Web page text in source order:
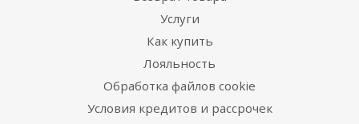
Услуги
Как купить
Лояльность
Обработка файлов cookie
Условия кредитов и рассрочек